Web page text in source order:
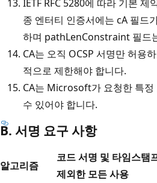
IETF RFC 5280에 따라 기본 제
종 엔터티 인증서에는 cA 필드
하며 pathLenConstraint 필드
CA는 오직 OCSP 서명만 허용
적으로 제한해야 합니다.
CA는 Microsoft가 요청한 특
수 있어야 합니다.
B. 서명 요구 사항
알고리즘
코드 서명 및 타임스탬
제외한 모든 사용